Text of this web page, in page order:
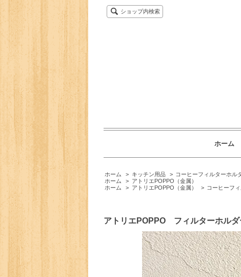
ショップ内検索
ホーム
ホーム > キッチン用品 > コーヒーフィルターホル
ホーム
> アトリエPOPPO（金属）
ホーム
> アトリエPOPPO（金属） > コーヒーフ
アトリエPOPPO フィルターホル